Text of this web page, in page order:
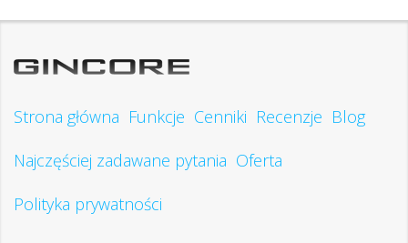
Strona główna Funkcje Cenniki Recenzje Blog
Najczęściej zadawane pytania Oferta
Polityka prywatności